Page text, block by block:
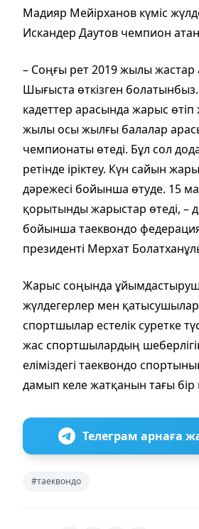
Мадияр Мейірханов күміс
Искандер Даутов чемпион
– Соңғы рет 2019 жылы жастар
Шығыста өткізген болатынбыз.
кадеттер арасында жарыс өтіп
жылы осы жылғы балалар
чемпионаты өтеді. Бұл сол
ретінде іріктеу. Күн сайын
дәрежесі бойынша өтуде. 15
қорытынды жарыстар өтеді, –
бойынша таеквондо
президенті Мерхат
Жарыс соңында
жүлдегерлер мен
спортшылар естелік суретке
жас спортшылардың
еліміздегі таеквондо
дамып келе жатқанын тағы бір
Телеграм арнаға
#таеквондо